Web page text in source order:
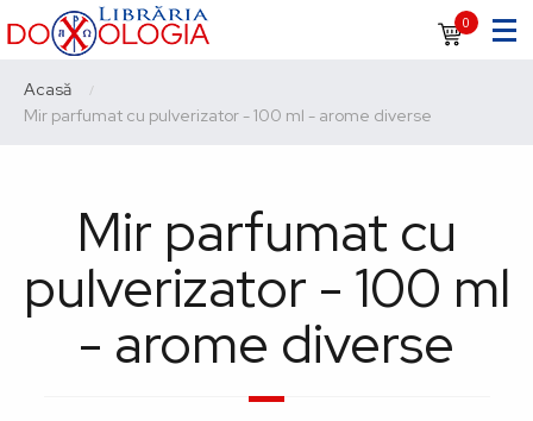
Sari
la
conținutul
principal
Navigare
principală
0
Breadcrumb
Acasă
Current:
Mir parfumat cu pulverizator - 100 ml - arome diverse
Mir parfumat cu
pulverizator - 100 ml
- arome diverse